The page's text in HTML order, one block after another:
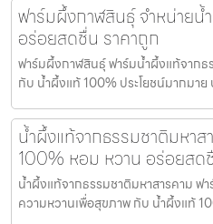
ฟาร์มผึ้งกาฬสินธุ์ จำหน่าย
อร่อยสดชื่น ราคาถูก
ฟาร์มผึ้งกาฬสินธุ์ ฟาร์มน้ำผึ้งแท้จากธ
กับ น้ำผึ้งแท้ 100% ประโยชน์มากมาย
น้ำผึ้งแท้จากธรรมชาติมหา
100% หอม หวาน อร่อยสด
น้ำผึ้งแท้จากธรรมชาติมหาสารคาม ฟ
ความหวานเพื่อสุขภาพ กับ น้ำผึ้งแท้